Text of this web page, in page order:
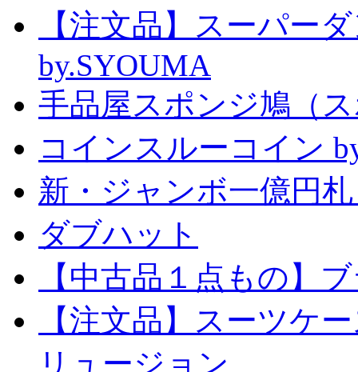
【注文品】スーパ
by.SYOUMA
手品屋スポンジ鳩（
コインスルーコイン
新・ジャンボ一億円
ダブハット
【中古品１点もの】
【注文品】スーツケ
リュージョン